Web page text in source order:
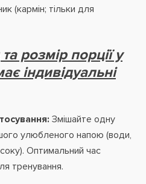
(кармін; тільки для
розмір порції у
індивідуальні
Змішайте одну
улюбленого напою (води,
Оптимальний час
тренування.